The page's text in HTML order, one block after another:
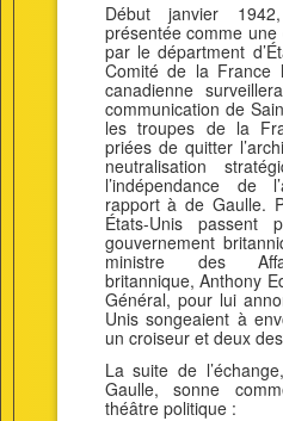
Début janvier
présentée comme
par le départment
Comité de la France
canadienne
communication de
les troupes de la
priées de quitter
neutralisation
l’indépendance de
rapport à de Gaulle.
États-Unis passent
gouvernement
ministre des
britannique, Anthony
Général, pour lui
Unis songeaient à
un croiseur et deux
La suite de
Gaulle, sonne
théâtre politique :